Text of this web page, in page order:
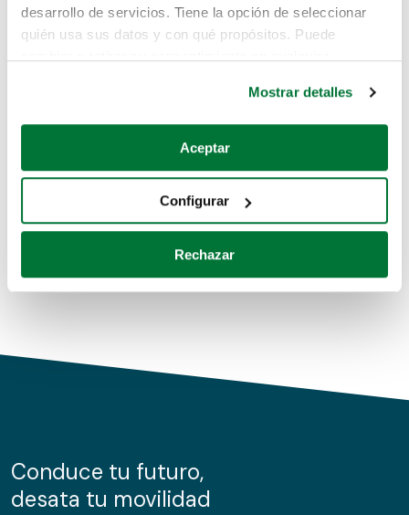
desarrollo de servicios. Tiene la opción de seleccionar
quién usa sus datos y con qué propósitos. Puede
Si lo permite, también quisiéramos:
Recopilar información sobre su ubicación geográfica
Identificar su dispositivo analizándolo activamente
para buscar características específicas (huellas
Obtenga más información sobre cómo se procesan sus
de cookies.
información sobre el uso que haga del sitio web con
nuestros partners de redes sociales, publicidad y análisis
Mostrar detalles
Aceptar
Configurar
Rechazar
Pero puedes encontrar el coche que estás
buscando en alguno de estos enlaces:
Coches de segunda mano
Coches de km0
Conduce tu futuro,
desata tu movilidad